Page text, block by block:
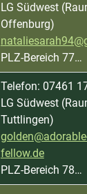
LG Südwest
Offenburg)
PLZ-Bereich 77…
Telefon: 07461
LG Südwest
Tuttlingen)
fellow.de
PLZ-Bereich 78…